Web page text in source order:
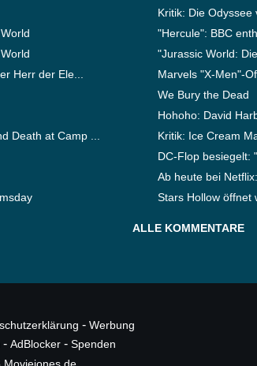
Herr der Ele...
Death at Camp ...
Kritik: Die Odyssee
"Hercule": BBC
"Jurassic World:
Marvels "X-Men"-
We Bury the Dead
Hohoho: David
Kritik: Ice Cream
DC-Flop besiegelt:
Ab heute bei
Stars Hollow öffnet
ALLE KOMMENTARE
- Werbung
- AdBlocker - Spenden